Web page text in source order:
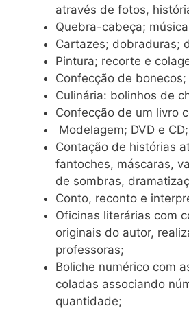
através de fotos,
Quebra-cabeça;
Cartazes; dobraduras;
Pintura; recorte e
Confecção de bonecos;
Culinária: bolinhos de
Confecção de um livro
Modelagem; DVD e CD;
Contação de histórias
fantoches, máscaras,
de sombras,
Conto, reconto e
Oficinas literárias com
originais do autor,
professoras;
Boliche numérico com
coladas associando
quantidade;